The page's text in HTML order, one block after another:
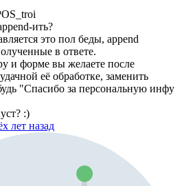
ить?
это пол беды, append
в ответе.
и форме вы желаете после
её обработке, заменить
"Спасибо за персональную инфу
:)
лет назад